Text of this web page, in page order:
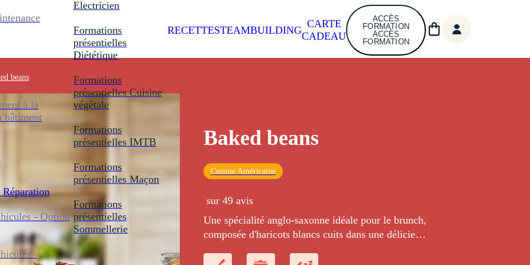
à la
bâtiment
- Option
-
Electricien
Formations
présentielles
Diététique
Formations
présentielles Cuisine
végétale
Formations
présentielles IMTB
Formations
présentielles Maçon
Formations
présentielles
Sommellerie
RECETTESTEAMBUILDING
CARTE
CADEAU
ACCÈS
FORMATION
ACCÈS
FORMATION
beans
Baked beans
Cuisine Américaine
sur 49 avis
Une spécialité anglo-saxonne idéale pour le brunch,
composée d'haricots blancs cuits dans une délicieuse